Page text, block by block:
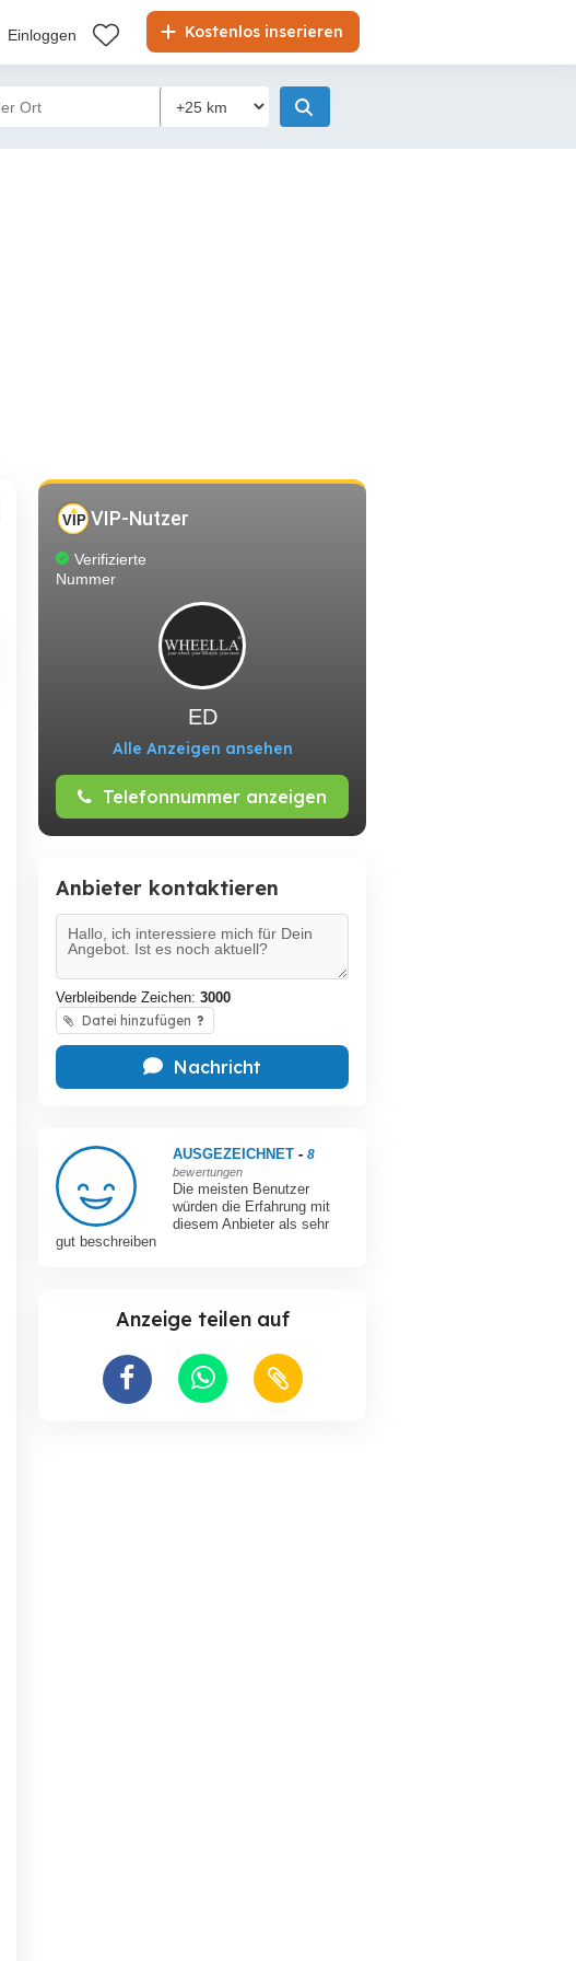
Kostenlos inserieren
Einloggen
VIP-Nutzer
Verifizierte
Nummer
ED
Alle Anzeigen ansehen
Telefonnummer anzeigen
Anbieter kontaktieren
Verbleibende Zeichen: 3000
Datei hinzufügen ?
Nachricht
AUSGEZEICHNET- 8
bewertungen
Die meisten Benutzer
würden die Erfahrung mit
diesem Anbieter als sehr
gut beschreiben
Anzeige teilen auf